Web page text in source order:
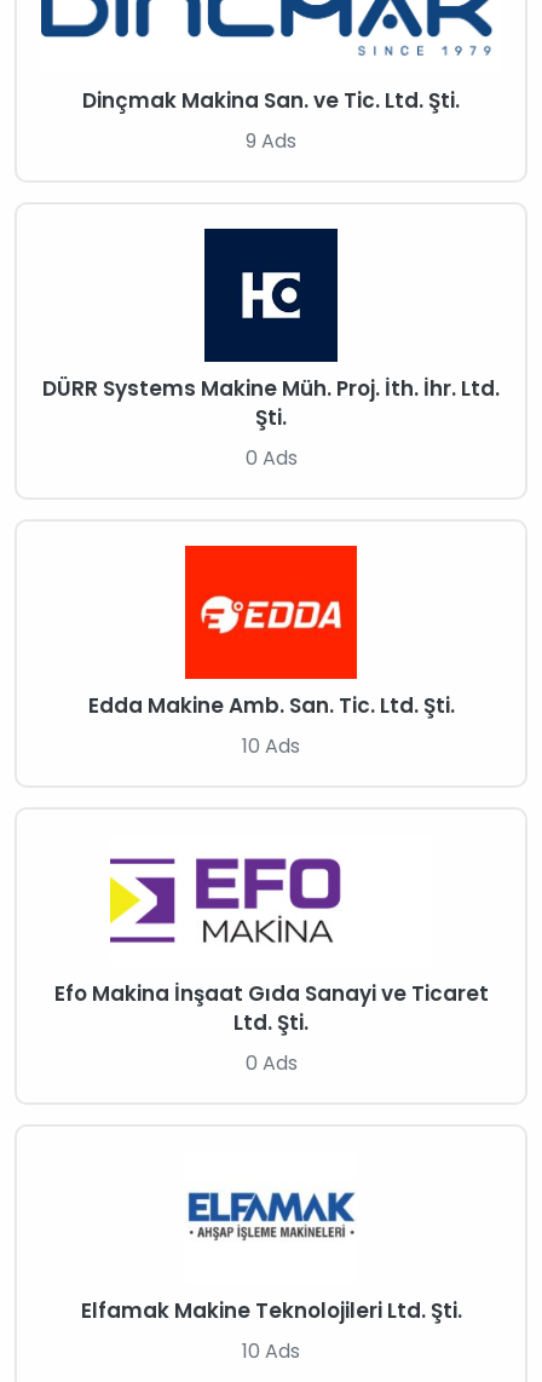
Dinçmak Makina San. ve Tic. Ltd. Şti.
9 Ads
DÜRR Systems Makine Müh. Proj. İth. İhr. Ltd.
Şti.
0 Ads
Edda Makine Amb. San. Tic. Ltd. Şti.
10 Ads
Efo Makina İnşaat Gıda Sanayi ve Ticaret
Ltd. Şti.
0 Ads
Elfamak Makine Teknolojileri Ltd. Şti.
10 Ads